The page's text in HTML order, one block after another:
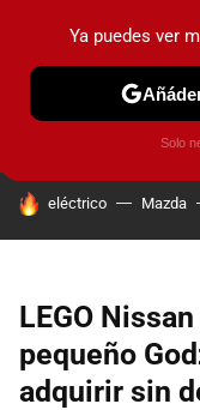
PRUEBAS
HOY SE HABLA DE
eléctrico Mazda
LEGO Nissan
pequeño
adquirir sin
Ya puedes ver
Solo